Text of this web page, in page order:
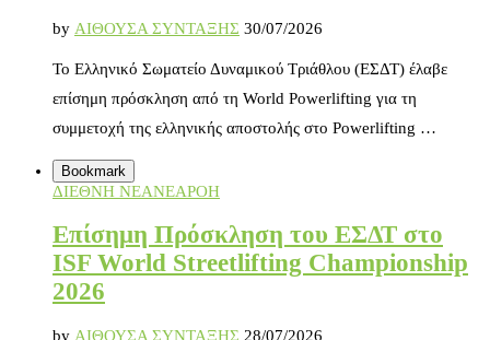
by ΑΙΘΟΥΣΑ ΣΥΝΤΑΞΗΣ 30/07/2026
Το Ελληνικό Σωματείο Δυναμικού Τριάθλου (ΕΣΔΤ) έλαβε
επίσημη πρόσκληση από τη World Powerlifting για τη
συμμετοχή της ελληνικής αποστολής στο Powerlifting …
Bookmark
ΔΙΕΘΝΗ ΝΕΑΝΕΑΡΟΗ
Επίσημη Πρόσκληση του ΕΣΔΤ στο
ISF World Streetlifting Championship
2026
by ΑΙΘΟΥΣΑ ΣΥΝΤΑΞΗΣ 28/07/2026